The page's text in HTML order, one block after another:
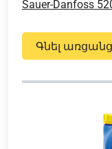
Sauer-Danfoss
Գնել առցանց